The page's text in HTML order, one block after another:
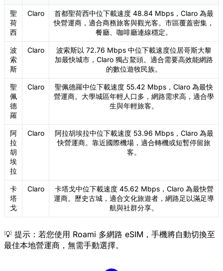
聖
荷
西
Claro
首都聖荷西中位下載速度 48.84 Mbps，Claro 為最
快營運商，適合商務旅客與觀光客。市區覆蓋密集，
餐廳、咖啡廳連線穩定。
波
索
斯
Claro
波索斯以 72.76 Mbps 中位下載速度位居哥斯大黎
加最快城市，Claro 獨占鰲頭。適合需要高效能網路
的數位遊牧民族。
聖
佩
德
羅
Claro
聖佩德羅中位下載速度 55.42 Mbps，Claro 為最快
營運商。大學城區年輕人口多，網路需求高，適合學
生與年輕旅客。
阿
拉
胡
埃
拉
Claro
阿拉胡埃拉中位下載速度 53.96 Mbps，Claro 為最
快營運商。靠近國際機場，適合轉機或短暫停留旅
客。
卡
塔
戈
Claro
卡塔戈中位下載速度 45.62 Mbps，Claro 為最快營
運商。歷史古城，適合文化旅遊者，網路足以滿足導
航與社群分享。
💡 提示：若您使用 Roami 多網路 eSIM，手機將自動切換至
最佳本地營運商，無需手動選擇。